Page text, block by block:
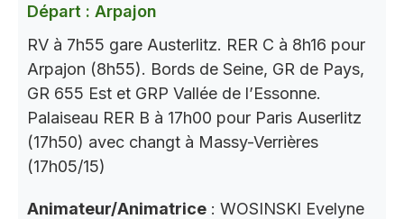
Départ : Arpajon
RV à 7h55 gare Austerlitz. RER C à 8h16 pour
Arpajon (8h55). Bords de Seine, GR de Pays,
GR 655 Est et GRP Vallée de l’Essonne.
Palaiseau RER B à 17h00 pour Paris Auserlitz
(17h50) avec changt à Massy-Verrières
(17h05/15)
Animateur/Animatrice : WOSINSKI Evelyne